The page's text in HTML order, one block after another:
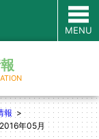
MENU
報
2016年05月